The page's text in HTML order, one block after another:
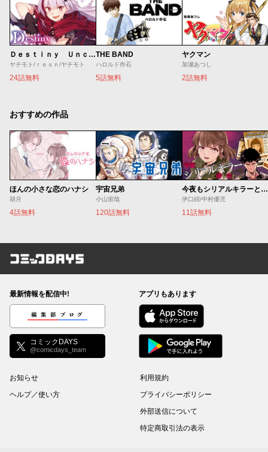
Ｄｅｓｔｉｎｙ Ｕｎｃｈａｉｎ Ｏｎｌｉｎｅ 吸血鬼少女となって、やがて『赤の魔王』と呼ばれるようになりました
ヤチモト/ｒｅｓｎ/ヤチモト
24話無料
THE BAND
ハロルド作石
5話無料
ヤクマン
加瀬あつし
2話無料
おすすめの作品
ほんの小さな恋のハナシ
胡月
4話無料
宇宙兄弟
小山宙哉
120話無料
今夜もシリアルキラーと待ち合わせ
伊口紺/中村優児
11話無料
コミックDAYS
最新情報を配信中!
編集部ブログ
コミックDAYS
@comicdays_team
アプリもあります
お知らせ
ヘルプ／使い方
利用規約
プライバシーポリシー
外部送信について
特定商取引法の表示